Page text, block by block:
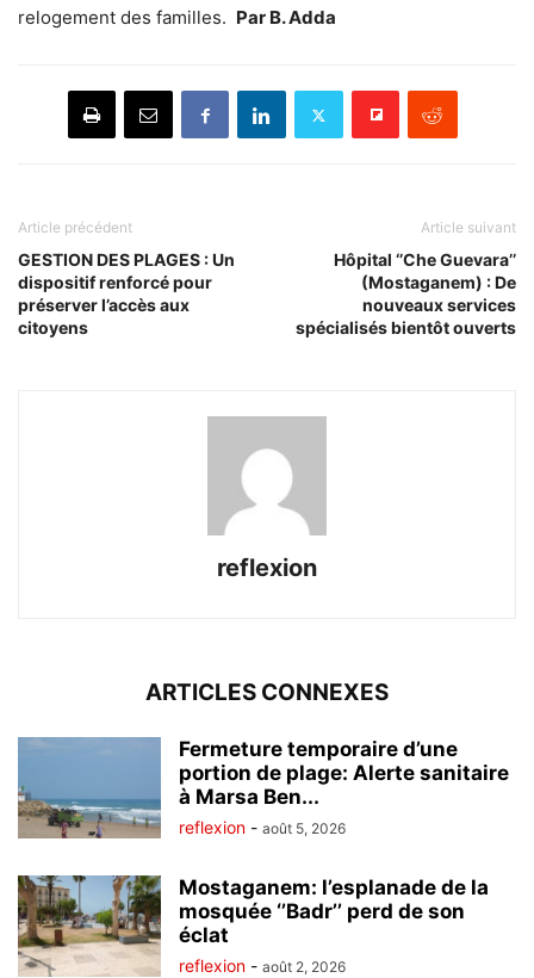
relogement des familles. Par B. Adda
Article précédent
GESTION DES PLAGES : Un
dispositif renforcé pour
préserver l’accès aux
citoyens
Article suivant
Hôpital ‘’Che Guevara’’
(Mostaganem) : De
nouveaux services
spécialisés bientôt ouverts
reflexion
ARTICLES CONNEXES
Fermeture temporaire d’une
portion de plage: Alerte sanitaire
à Marsa Ben...
reflexion - août 5, 2026
Mostaganem: l’esplanade de la
mosquée ‘’Badr’’ perd de son
éclat
reflexion - août 2, 2026